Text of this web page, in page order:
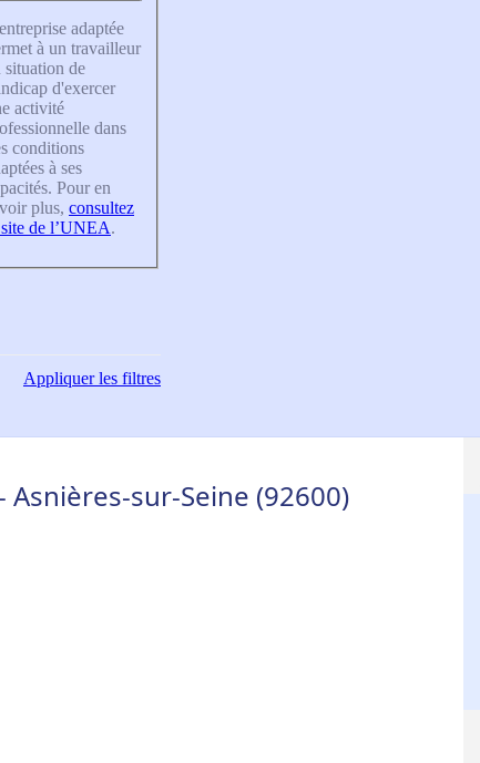
adaptée
à un travailleur
situation de
d'exercer
activité
dans
conditions
à ses
Pour en
plus, consultez
de l’UNEA.
Appliquerles filtres
sur-Seine (92600)